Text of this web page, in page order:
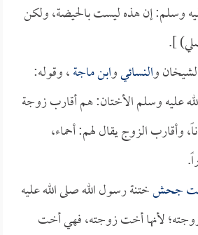
وسلم: إن هذه ليست بالحيضة، ولكن
].
والنسائيوابن ماجة، وقوله:
عليه وسلم الأختان: هم أقارب زوجة
وأقارب الزوج يقال لهم: أحماء،
جحشختنة رسول الله صلى الله عليه
لأنها أخت زوجته، فهي أخت